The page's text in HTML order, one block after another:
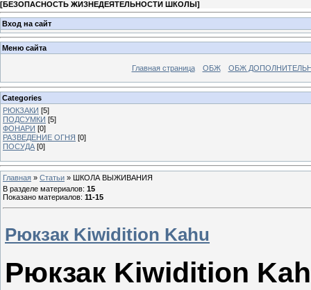
[БЕЗОПАСНОСТЬ ЖИЗНЕДЕЯТЕЛЬНОСТИ ШКОЛЫ]
Вход на сайт
Меню сайта
Главная страница ОБЖ ОБЖ
Categories
РЮКЗАКИ [5]
ПОДСУМКИ [5]
ФОНАРИ [0]
РАЗВЕДЕНИЕ ОГНЯ [0]
ПОСУДА [0]
Главная » Статьи » ШКОЛА ВЫЖИВАНИЯ
В разделе материалов: 15
Показано материалов: 11-15
Рюкзак Kiwidition Kahu
Рюкзак Kiwidition